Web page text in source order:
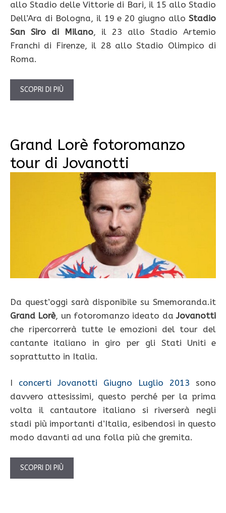
allo Stadio delle Vittorie di Bari, il 15 allo Stadio
Dell’Ara di Bologna, il 19 e 20 giugno allo Stadio
San Siro di Milano, il 23 allo Stadio Artemio
Franchi di Firenze, il 28 allo Stadio Olimpico di
Roma.
SCOPRI DI PIÙ
Grand Lorè fotoromanzo
tour di Jovanotti
Da quest’oggi sarà disponibile su Smemoranda.it
Grand Lorè, un fotoromanzo ideato daJovanotti
che ripercorrerà tutte le emozioni del tour del
cantante italiano in giro per gli Stati Uniti e
soprattutto in Italia.
I concerti Jovanotti Giugno Luglio 2013 sono
davvero attesissimi, questo perché per la prima
volta il cantautore italiano si riverserà negli
stadi più importanti d’Italia, esibendosi in questo
modo davanti ad una folla più che gremita.
SCOPRI DI PIÙ